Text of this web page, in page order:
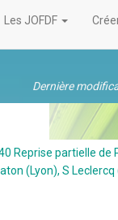
Dernière
Les JOFDF
Reprise partielle de
(Lyon), S Leclercq